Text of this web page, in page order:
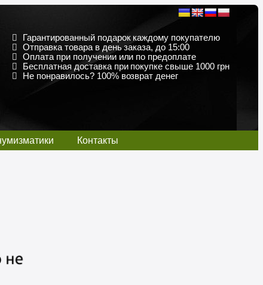
Гарантированный подарок каждому покупателю
Отправка товара в день заказа, до 15:00
Оплата при получении или по предоплате
Бесплатная доставка при покупке свыше 1000 грн
Не понравилось? 100% возврат денег
Контакты